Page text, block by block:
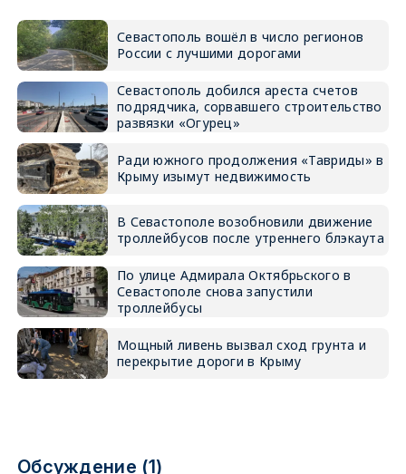
Севастополь вошёл в число регионов
России с лучшими дорогами
Севастополь добился ареста счетов
подрядчика, сорвавшего строительство
развязки «Огурец»
Ради южного продолжения «Тавриды» в
Крыму изымут недвижимость
В Севастополе возобновили движение
троллейбусов после утреннего блэкаута
По улице Адмирала Октябрьского в
Севастополе снова запустили
троллейбусы
Мощный ливень вызвал сход грунта и
перекрытие дороги в Крыму
Обсуждение (1)